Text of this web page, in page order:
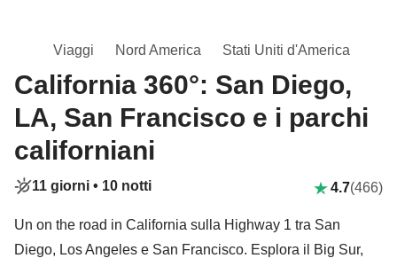
Viaggi Nord America Stati Uniti d'America
California 360°: San Diego,
LA, San Francisco e i parchi
californiani
11 giorni • 10 notti 4.7(466)
Un on the road in California sulla Highway 1 tra San
Diego, Los Angeles e San Francisco. Esplora il Big Sur,